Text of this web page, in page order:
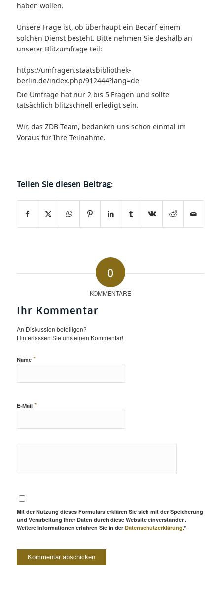
haben wollen.
Unsere Frage ist, ob überhaupt ein Bedarf einem
solchen Dienst besteht. Bitte nehmen Sie deshalb an
unserer Blitzumfrage teil:
https://umfragen.staatsbibliothek-
berlin.de/index.php/912444?lang=de
Die Umfrage hat nur 2 bis 5 Fragen und sollte
tatsächlich blitzschnell erledigt sein.
Wir, das ZDB-Team, bedanken uns schon einmal im
Voraus für Ihre Teilnahme.
0
KOMMENTARE
Ihr Kommentar
An Diskussion beteiligen?
Hinterlassen Sie uns einen Kommentar!
Name *
E-Mail *
Mit der Nutzung dieses Formulars erklären Sie sich mit der Speicherung
und Verarbeitung Ihrer Daten durch diese Website einverstanden.
Weitere Informationen erfahren Sie in der Datenschutzerklärung.*